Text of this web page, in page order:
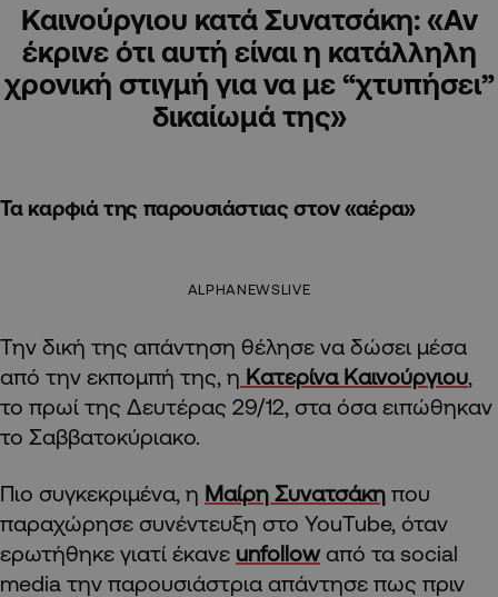
Καινούργιου κατά Συνατσάκη: «Αν
έκρινε ότι αυτή είναι η κατάλληλη
χρονική στιγμή για να με “χτυπήσει”
δικαίωμά της»
Τα καρφιά της παρουσιάστιας στον «αέρα»
ALPHANEWSLIVE
Την δική της απάντηση θέλησε να δώσει μέσα
από την εκπομπή της, η Κατερίνα Καινούργιου,
το πρωί της Δευτέρας 29/12, στα όσα ειπώθηκαν
το Σαββατοκύριακο.
Πιο συγκεκριμένα, η Μαίρη Συνατσάκη που
παραχώρησε συνέντευξη στο YouTube, όταν
ερωτήθηκε γιατί έκανε unfollowαπό τα social
media την παρουσιάστρια απάντησε πως πριν